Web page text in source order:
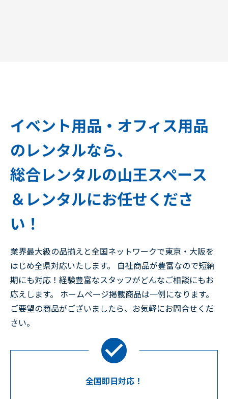
イベント用品・オフィス用品
のレンタルなら、
総合レンタルの山王スペース
＆レンタルにお任せくださ
い！
業界最大級の品揃えと全国ネットワークで東京・大阪を
はじめ全県対応いたします。 自社商品が豊富なので短納
期にも対応！経験豊富なスタッフがどんなご相談にもお
応えします。 ホームページ掲載商品は一例になります。
ご要望の商品がございましたら、お気軽にお問合せくだ
さい。
全国即日対応！